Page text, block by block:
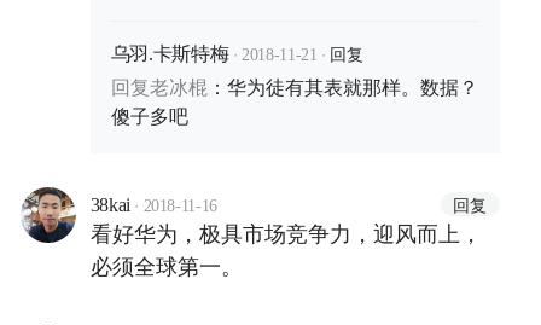
乌羽.卡斯特梅 · 2018-11-21 · 回复
回复老冰棍： 华为徒有其表就那样。数据？
傻子多吧
38kai · 2018-11-16 回复
看好华为，极具市场竞争力，迎风而上，
必须全球第一。